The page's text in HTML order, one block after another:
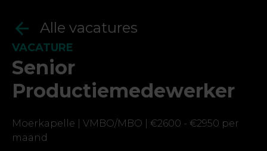
Alle vacatures
VACATURE
Senior
Productiemedewerker
Moerkapelle | VMBO/MBO |
€2600 - €2950 per
maand
Ja, ik geef toestemming om mijn gegevens op
te slaan en te verwerken.